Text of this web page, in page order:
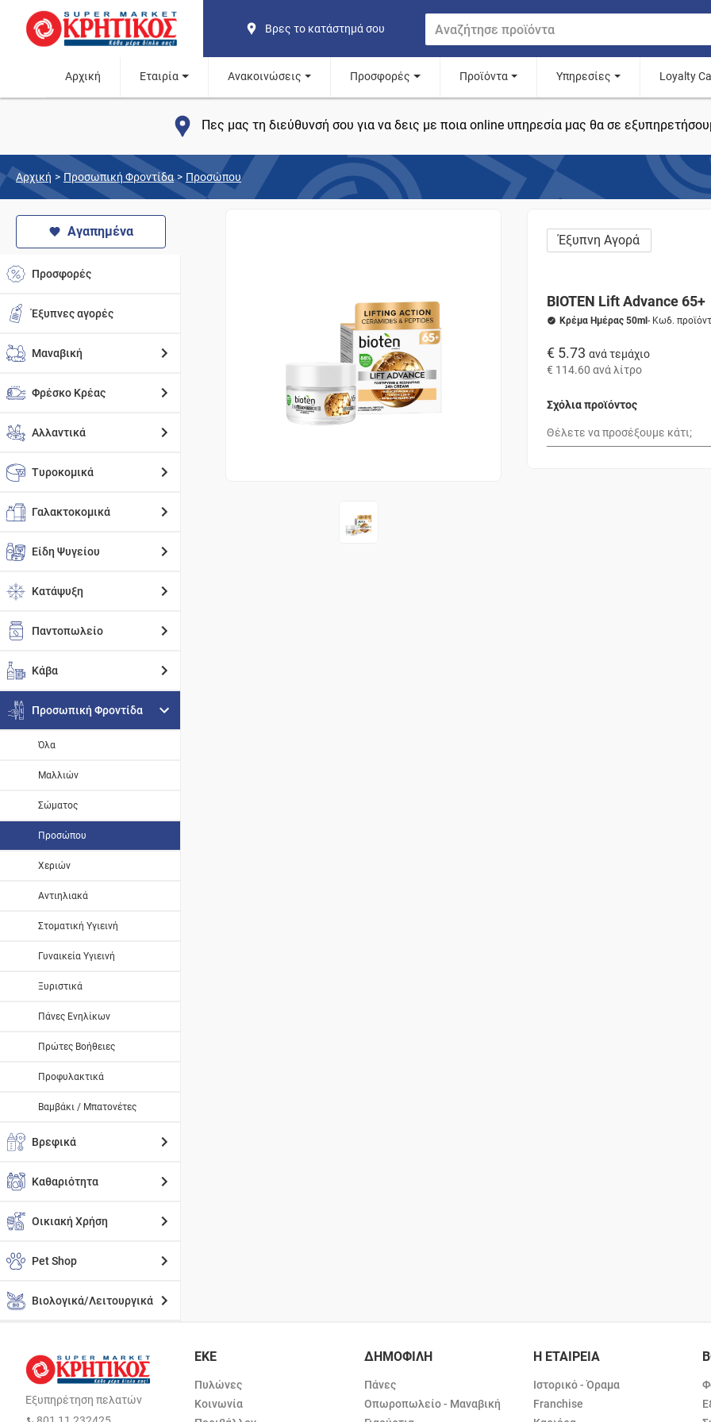
Βρες το κατάστημά σου
Αρχική Εταιρία Ανακοινώσεις Προσφορές Προϊόντα Υπηρεσίες Loyalty
Πες μας τη διεύθυνσή σου για να δεις με ποια online υπηρεσία μας θα σε
Αρχική > Προσωπική Φροντίδα > Προσώπου
Αγαπημένα
Προσφορές
Έξυπνες αγορές
Μαναβική
Φρέσκο Κρέας
Αλλαντικά
Τυροκομικά
Γαλακτοκομικά
Είδη Ψυγείου
Κατάψυξη
Παντοπωλείο
Κάβα
Προσωπική Φροντίδα
Όλα
Μαλλιών
Σώματος
Προσώπου
Χεριών
Αντιηλιακά
Στοματική Υγιεινή
Γυναικεία Υγιεινή
Ξυριστικά
Πάνες Ενηλίκων
Πρώτες Βοήθειες
Προφυλακτικά
Βαμβάκι / Μπατονέτες
Βρεφικά
Καθαριότητα
Οικιακή Χρήση
Pet Shop
Βιολογικά/Λειτουργικά
Έξυπνη Αγορά
BIOTEN Lift Advance 65+
Κρέμα Ημέρας 50ml - Κωδ.
€ 5.73 ανά τεμάχιο
€ 114.60 ανά λίτρο
Σχόλια προϊόντος
Εξυπηρέτηση πελατών
ΕΚΕ
Πυλώνες
Κοινωνία
ΔΗΜΟΦΙΛΗ
Πάνες
Οπωροπωλείο - Μαναβική
Η ΕΤΑΙΡΕΙΑ
Ιστορικό - Όραμα
Franchise